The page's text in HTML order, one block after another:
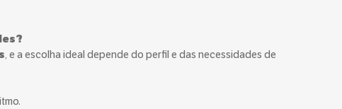
, e a escolha ideal depende do perfil e das necessidades de